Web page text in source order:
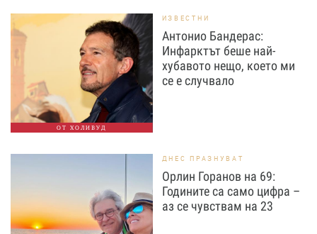
ОТ ХОЛИВУД
ИЗВЕСТНИ
Антонио Бандерас:
Инфарктът беше най-
хубавото нещо, което ми
се е случвало
ДНЕС ПРАЗНУВАТ
Орлин Горанов на 69:
Годините са само цифра –
аз се чувствам на 23